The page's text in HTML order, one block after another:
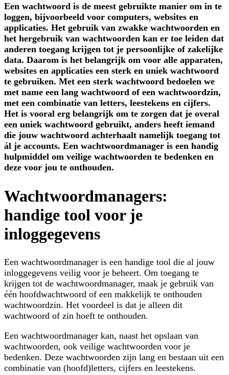
Een wachtwoord is de meest gebruikte manier om in te
loggen, bijvoorbeeld voor computers, websites en
applicaties. Het gebruik van zwakke wachtwoorden en
het hergebruik van wachtwoorden kan er toe leiden dat
anderen toegang krijgen tot je persoonlijke of zakelijke
data. Daarom is het belangrijk om voor alle apparaten,
websites en applicaties een sterk en uniek wachtwoord
te gebruiken. Met een sterk wachtwoord bedoelen we
met name een lang wachtwoord of een wachtwoordzin,
met een combinatie van letters, leestekens en cijfers.
Het is vooral erg belangrijk om te zorgen dat je overal
een uniek wachtwoord gebruikt, anders heeft iemand
die jouw wachtwoord achterhaalt namelijk toegang tot
ál je accounts. Een wachtwoordmanager is een handig
hulpmiddel om veilige wachtwoorden te bedenken en
deze voor jou te onthouden.
Wachtwoordmanagers:
handige tool voor je
inloggegevens
Een wachtwoordmanager is een handige tool die al jouw
inloggegevens veilig voor je beheert. Om toegang te
krijgen tot de wachtwoordmanager, maak je gebruik van
één hoofdwachtwoord of een makkelijk te onthouden
wachtwoordzin. Het voordeel is dat je alleen dit
wachtwoord of zin hoeft te onthouden.
Een wachtwoordmanager kan, naast het opslaan van
wachtwoorden, ook veilige wachtwoorden voor je
bedenken. Deze wachtwoorden zijn lang en bestaan uit een
combinatie van (hoofd)letters, cijfers en leestekens.